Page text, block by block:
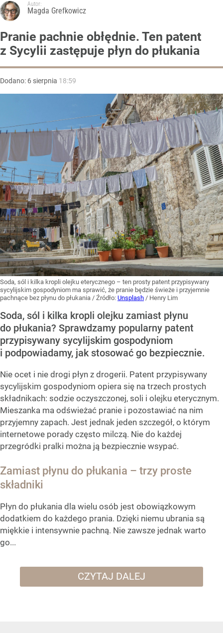
Autor:
Magda Grefkowicz
Pranie pachnie obłędnie. Ten patent
z Sycylii zastępuje płyn do płukania
Dodano: 6 sierpnia 18:59
Soda, sól i kilka kropli olejku eterycznego – ten prosty patent przypisywany
sycylijskim gospodyniom ma sprawić, że pranie będzie świeże i przyjemnie
pachnące bez płynu do płukania / Źródło: Unsplash / Henry Lim
Soda, sól i kilka kropli olejku zamiast płynu
do płukania? Sprawdzamy popularny patent
przypisywany sycylijskim gospodyniom
i podpowiadamy, jak stosować go bezpiecznie.
Nie ocet i nie drogi płyn z drogerii. Patent przypisywany
sycylijskim gospodyniom opiera się na trzech prostych
składnikach: sodzie oczyszczonej, soli i olejku eterycznym.
Mieszanka ma odświeżać pranie i pozostawiać na nim
przyjemny zapach. Jest jednak jeden szczegół, o którym
internetowe porady często milczą. Nie do każdej
przegródki pralki można ją bezpiecznie wsypać.
Zamiast płynu do płukania – trzy proste
składniki
Płyn do płukania dla wielu osób jest obowiązkowym
dodatkiem do każdego prania. Dzięki niemu ubrania są
miękkie i intensywnie pachną. Nie zawsze jednak warto
go...
CZYTAJ DALEJ